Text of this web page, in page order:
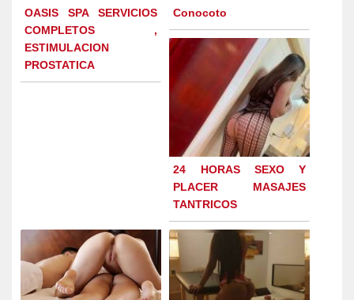
OASIS SPA SERVICIOS
COMPLETOS ,
ESTIMULACION
PROSTATICA
Conocoto
24 HORAS SEXO Y
PLACER MASAJES
TANTRICOS